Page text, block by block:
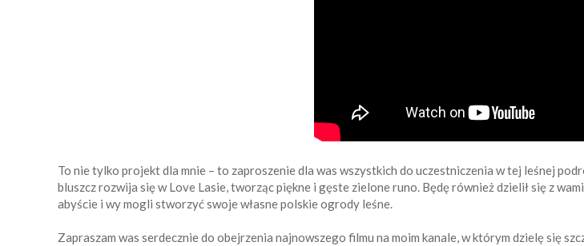
To nie tylko projekt dla mnie – to zaproszenie dla was wszystkich do uczestniczenia w tej leśnej
bluszcz rozwija się w Love Lasie, tworząc piękne i gęste zielone runo. Będę również dzielił się z
abyście i wy mogli stworzyć swoje własne polskie ogrody leśne.
Zapraszam was serdecznie do obejrzenia najnowszego filmu na moim kanale, w którym dzielę się